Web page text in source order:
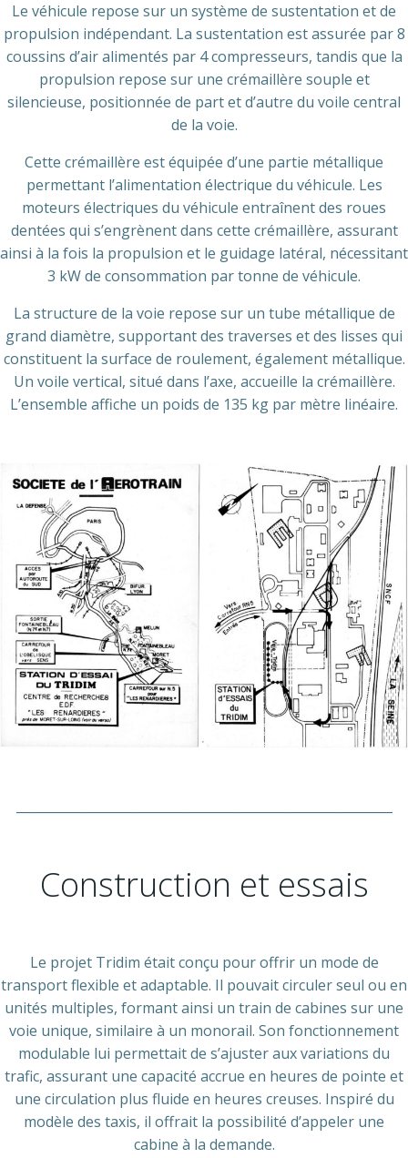
Le véhicule repose sur un système de sustentation et de
propulsion indépendant. La sustentation est assurée par 8
coussins d’air alimentés par 4 compresseurs, tandis que la
propulsion repose sur une crémaillère souple et
silencieuse, positionnée de part et d’autre du voile central
de la voie.
Cette crémaillère est équipée d’une partie métallique
permettant l’alimentation électrique du véhicule. Les
moteurs électriques du véhicule entraînent des roues
dentées qui s’engrènent dans cette crémaillère, assurant
ainsi à la fois la propulsion et le guidage latéral, nécessitant
3 kW de consommation par tonne de véhicule.
La structure de la voie repose sur un tube métallique de
grand diamètre, supportant des traverses et des lisses qui
constituent la surface de roulement, également métallique.
Un voile vertical, situé dans l’axe, accueille la crémaillère.
L’ensemble affiche un poids de 135 kg par mètre linéaire.
Construction et essais
Le projet Tridim était conçu pour offrir un mode de
transport flexible et adaptable. Il pouvait circuler seul ou en
unités multiples, formant ainsi un train de cabines sur une
voie unique, similaire à un monorail. Son fonctionnement
modulable lui permettait de s’ajuster aux variations du
trafic, assurant une capacité accrue en heures de pointe et
une circulation plus fluide en heures creuses. Inspiré du
modèle des taxis, il offrait la possibilité d’appeler une
cabine à la demande.